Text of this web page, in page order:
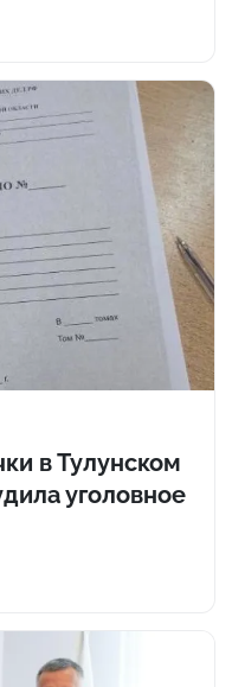
в Тулунском
уголовное